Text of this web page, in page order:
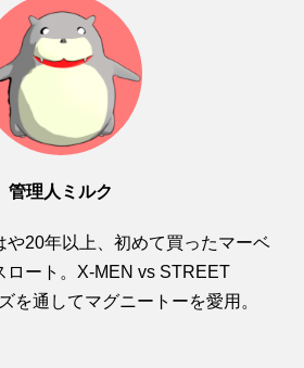
管理人ミルク
や20年以上、初めて買ったマーベ
ロート。X-MEN vs STREET
を通してマグニートーを愛用。